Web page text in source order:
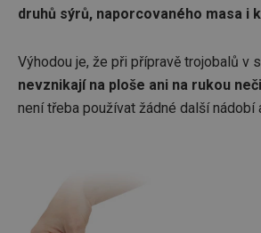
druhů sýrů, naporcovaného masa i
Výhodou je, že při přípravě trojobalů v
nevznikají na ploše ani na rukou
není třeba používat žádné další nádobí